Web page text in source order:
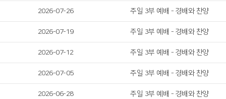
2026-07-26 주일 3부 예배 - 경배와 찬양
2026-07-19 주일 3부 예배 - 경배와 찬양
2026-07-12 주일 3부 예배 - 경배와 찬양
2026-07-05 주일 3부 예배 - 경배와 찬양
2026-06-28 주일 3부 예배 - 경배와 찬양